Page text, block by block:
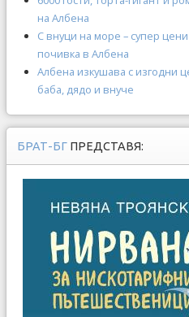
на Албена
С внуци на море – супер
почивка в Албена
Албена изкушава с изгодни
баба, дядо и внуче
БРАТ-БГ ПРЕДСТАВЯ: